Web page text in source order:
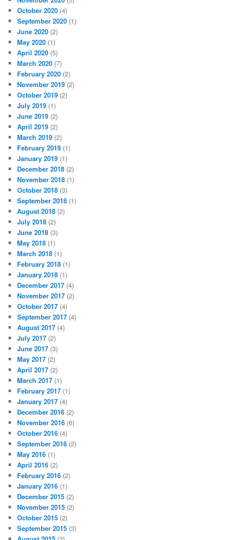
October 2020 (4)
September 2020 (1)
June 2020 (2)
May 2020 (1)
April 2020 (5)
March 2020 (7)
February 2020 (2)
November 2019 (2)
October 2019 (2)
July 2019 (1)
June 2019 (2)
April 2019 (2)
March 2019 (2)
February 2019 (1)
January 2019 (1)
December 2018 (2)
November 2018 (1)
October 2018 (3)
September 2018 (1)
August 2018 (2)
July 2018 (2)
June 2018 (3)
May 2018 (1)
March 2018 (1)
February 2018 (1)
January 2018 (1)
December 2017 (4)
November 2017 (2)
October 2017 (4)
September 2017 (4)
August 2017 (4)
July 2017 (2)
June 2017 (3)
May 2017 (2)
April 2017 (2)
March 2017 (1)
February 2017 (1)
January 2017 (4)
December 2016 (2)
November 2016 (6)
October 2016 (4)
September 2016 (2)
May 2016 (1)
April 2016 (2)
February 2016 (2)
January 2016 (1)
December 2015 (2)
November 2015 (2)
October 2015 (2)
September 2015 (3)